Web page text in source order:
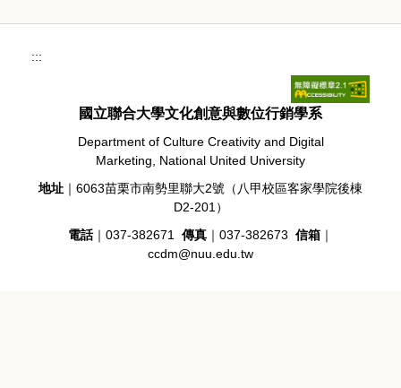
:::
國立聯合大學文化創意與數位行銷學系
Department of Culture Creativity and Digital
Marketing, National United University
地址 ｜6063苗栗市南勢里聯大2號（八甲校區客家學院後棟
D2-201）
電話｜037-382671 傳真 ｜037-382673 信箱 ｜
ccdm@nuu.edu.tw